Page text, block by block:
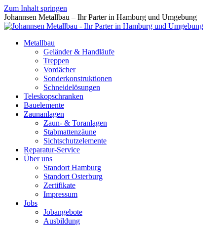
Zum Inhalt springen
Johannsen Metallbau – Ihr Parter in Hamburg und Umgebung
Metallbau
Geländer & Handläufe
Treppen
Vordächer
Sonderkonstruktionen
Schneidelösungen
Teleskopschranken
Bauelemente
Zaunanlagen
Zaun- & Toranlagen
Stabmattenzäune
Sichtschutzelemente
Reparatur-Service
Über uns
Standort Hamburg
Standort Osterburg
Zertifikate
Impressum
Jobs
Jobangebote
Ausbildung